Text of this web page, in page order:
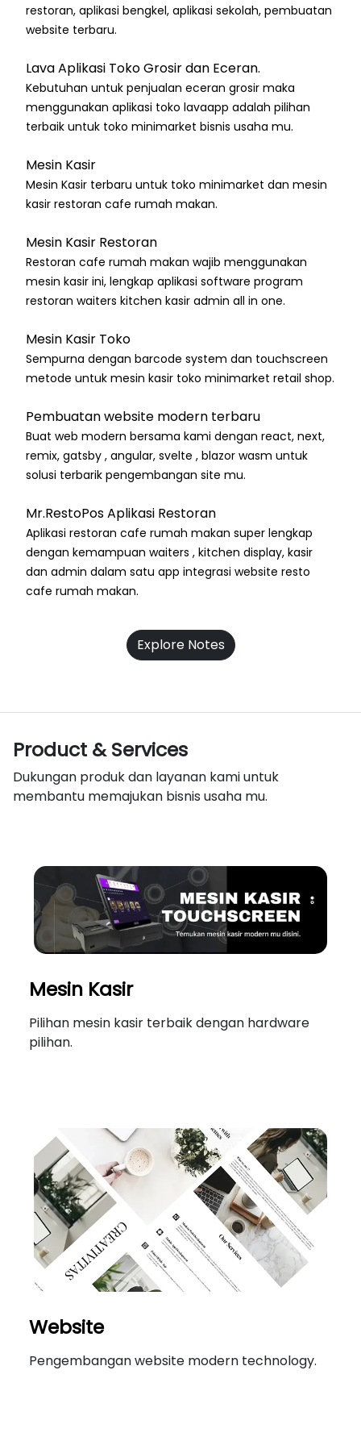
restoran, aplikasi bengkel, aplikasi sekolah, pembuatan
website terbaru.
Lava Aplikasi Toko Grosir dan Eceran.
Kebutuhan untuk penjualan eceran grosir maka
menggunakan aplikasi toko lavaapp adalah pilihan
terbaik untuk toko minimarket bisnis usaha mu.
Mesin Kasir
Mesin Kasir terbaru untuk toko minimarket dan mesin
kasir restoran cafe rumah makan.
Mesin Kasir Restoran
Restoran cafe rumah makan wajib menggunakan
mesin kasir ini, lengkap aplikasi software program
restoran waiters kitchen kasir admin all in one.
Mesin Kasir Toko
Sempurna dengan barcode system dan touchscreen
metode untuk mesin kasir toko minimarket retail shop.
Pembuatan website modern terbaru
Buat web modern bersama kami dengan react, next,
remix, gatsby , angular, svelte , blazor wasm untuk
solusi terbarik pengembangan site mu.
Mr.RestoPos Aplikasi Restoran
Aplikasi restoran cafe rumah makan super lengkap
dengan kemampuan waiters , kitchen display, kasir
dan admin dalam satu app integrasi website resto
cafe rumah makan.
Explore Notes
Product & Services
Dukungan produk dan layanan kami untuk
membantu memajukan bisnis usaha mu.
Mesin Kasir
Pilihan mesin kasir terbaik dengan hardware
pilihan.
Website
Pengembangan website modern technology.